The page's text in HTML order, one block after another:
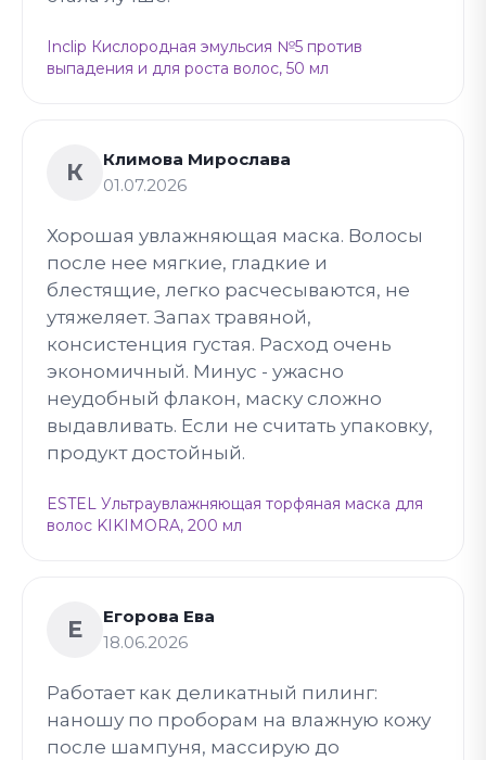
Inclip Кислородная эмульсия №5 против
выпадения и для роста волос, 50 мл
К
Климова Мирослава
01.07.2026
Хорошая увлажняющая маска. Волосы
после нее мягкие, гладкие и
блестящие, легко расчесываются, не
утяжеляет. Запах травяной,
консистенция густая. Расход очень
экономичный. Минус - ужасно
неудобный флакон, маску сложно
выдавливать. Если не считать упаковку,
продукт достойный.
ESTEL Ультраувлажняющая торфяная маска для
волос KIKIMORA, 200 мл
Е
Егорова Ева
18.06.2026
Работает как деликатный пилинг:
наношу по проборам на влажную кожу
после шампуня, массирую до